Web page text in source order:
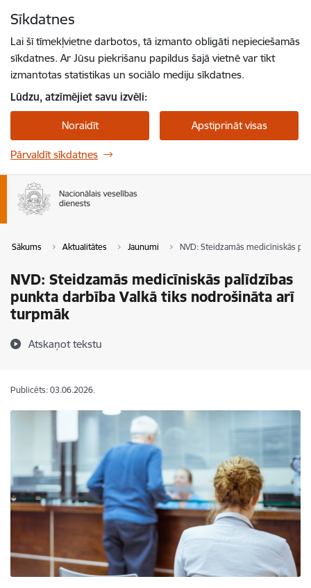
Sīkdatnes
Lai šī tīmekļvietne darbotos, tā izmanto obligāti nepieciešamās
sīkdatnes. Ar Jūsu piekrišanu papildus šajā vietnē var tikt
izmantotas statistikas un sociālo mediju sīkdatnes.
Lūdzu, atzīmējiet savu izvēli:
Noraidīt Apstiprināt visas
Pārvaldīt sīkdatnes
Sākums Aktualitātes Jaunumi NVD: Steidzamās medicīniskās
NVD: Steidzamās medicīniskās palīdzības
punkta darbība Valkā tiks nodrošināta arī
turpmāk
Atskaņot tekstu
Publicēts: 03.06.2026.